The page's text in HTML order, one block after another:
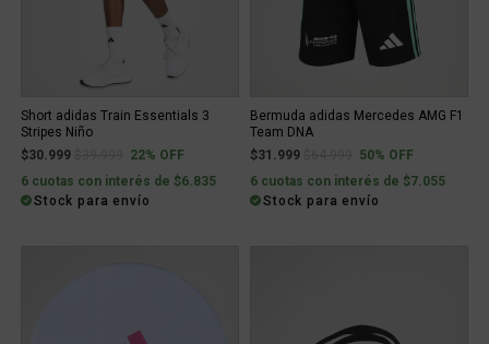
Short adidas Train Essentials 3
Stripes Niño
$30.999
Price reduced from
to22% OFF
6 cuotas con interés de $6.835
Stock para envío
Bermuda adidas Mercedes AMG F1
Team DNA
$31.999
Price reduced from
to50% OFF
6 cuotas con interés de $7.055
Stock para envío